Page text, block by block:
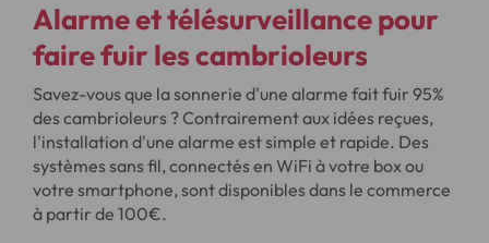
Alarme et télésurveillancepour
faire fuir lescambrioleurs
Savez-vous que la sonnerie d'une alarme fait fuir 95%
des cambrioleurs ? Contrairement aux idées reçues,
l'installation d'une alarme est simple et rapide. Des
systèmes sans fil, connectés en WiFi à votre box ou
votre smartphone, sont disponibles dans le commerce
à partir de 100€.